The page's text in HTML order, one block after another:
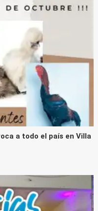
a todo el país en Villa